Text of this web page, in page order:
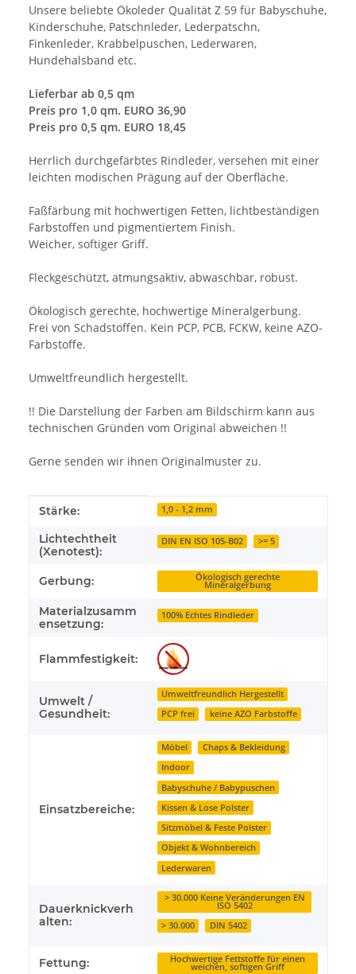
Unsere beliebte Ökoleder Qualität Z 59 für Babyschuhe,
Kinderschuhe, Patschnleder, Lederpatschn,
Finkenleder, Krabbelpuschen, Lederwaren,
Hundehalsband etc.
Lieferbar ab 0,5 qm
Preis pro 1,0 qm. EURO 36,90
Preis pro 0,5 qm. EURO 18,45
Herrlich durchgefärbtes Rindleder, versehen mit einer
leichten modischen Prägung auf der Oberfläche.
Faßfärbung mit hochwertigen Fetten, lichtbeständigen
Farbstoffen und pigmentiertem Finish.
Weicher, softiger Griff.
Fleckgeschützt, atmungsaktiv, abwaschbar, robust.
Ökologisch gerechte, hochwertige Mineralgerbung.
Frei von Schadstoffen. Kein PCP, PCB, FCKW, keine AZO-
Farbstoffe.
Umweltfreundlich hergestellt.
!! Die Darstellung der Farben am Bildschirm kann aus
technischen Gründen vom Original abweichen !!
Gerne senden wir ihnen Originalmuster zu.
Produkteigenschaft
Wert
Stärke: 1,0 - 1,2 mm
Lichtechtheit
(Xenotest):
DIN EN ISO 105-B02 >= 5
Gerbung: Ökologisch gerechte
Mineralgerbung
Materialzusamm
ensetzung:
100% Echtes Rindleder
Flammfestigkeit:
Umwelt /
Gesundheit:
Umweltfreundlich Hergestellt
PCP frei
keine AZO Farbstoffe
Einsatzbereiche:
Möbel
Chaps & Bekleidung
Indoor
Babyschuhe / Babypuschen
Kissen & Lose Polster
Sitzmöbel & Feste Polster
Objekt & Wohnbereich
Lederwaren
Dauerknickverh
alten:
> 30.000 Keine Veränderungen EN
ISO 5402
> 30.000
DIN 5402
Fettung: Hochwertige Fettstoffe für einen
weichen, softigen Griff